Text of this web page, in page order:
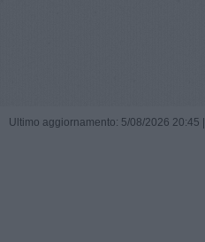
Ultimo aggiornamento: 5/08/2026 20:45 |